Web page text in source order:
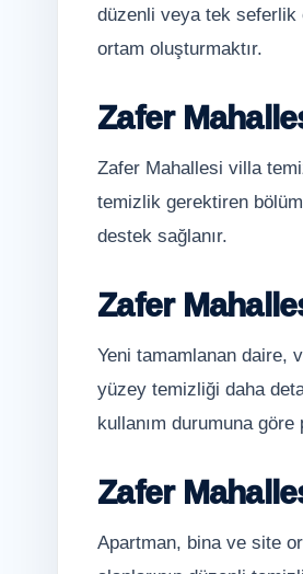
düzenli veya tek seferlik
ortam oluşturmaktır.
Zafer
Zafer Mahallesi villa
temizlik gerektiren
destek sağlanır.
Zafer
Yeni tamamlanan daire,
yüzey temizliği daha
kullanım durumuna göre
Zafer
Apartman, bina ve site